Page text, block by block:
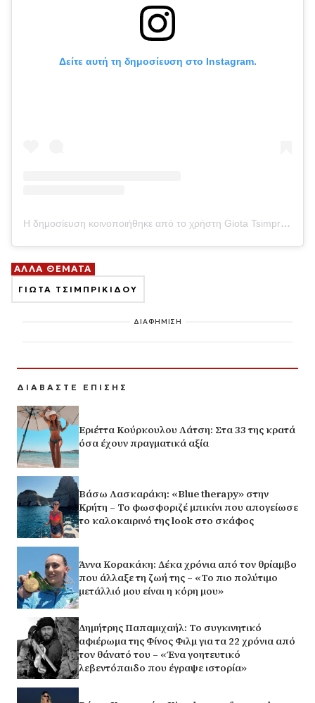
Δείτε αυτή τη δημοσίευση στο Instagram.
Η δημοσίευση κοινοποιήθηκε από το χρήστη Giota Tsimprikidou (@giota_tsimprikidou)
ΑΛΛΑ ΘΕΜΑΤΑ
ΓΙΩΤΑ ΤΣΙΜΠΡΙΚΙΔΟΥ
ΔΙΑΦΗΜΙΣΗ
ΔΙΑΒΑΣΤΕ ΕΠΙΣΗΣ
Εριέττα Κούρκουλου Λάτση: Στα 33 της κρατά
όσα έχουν πραγματικά αξία
Βάσω Λασκαράκη: «Blue therapy» στην
Κρήτη – Το φωσφοριζέ μπικίνι που απογείωσε
το καλοκαιρινό της look στο σκάφος
Άννα Κορακάκη: Δέκα χρόνια από τον θρίαμβο
που άλλαξε τη ζωή της – «Το πιο πολύτιμο
μετάλλιό μου είναι η κόρη μου»
Δημήτρης Παπαμιχαήλ: Το συγκινητικό
αφιέρωμα της Φίνος Φιλμ για τα 22 χρόνια από
τον θάνατό του – «Ένα γοητευτικό
λεβεντόπαιδο που έγραψε ιστορία»